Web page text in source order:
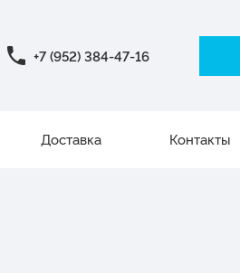
+7 (952) 384-47-16
Доставка Контакты